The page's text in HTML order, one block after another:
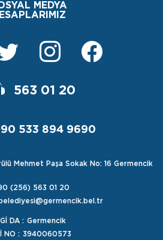
MEDYA
563 01 20
533 894 9690
Mehmet Paşa Sokak No: 16 Germencik
(256) 563 01 20
DA : Germencik
NO : 3940060573